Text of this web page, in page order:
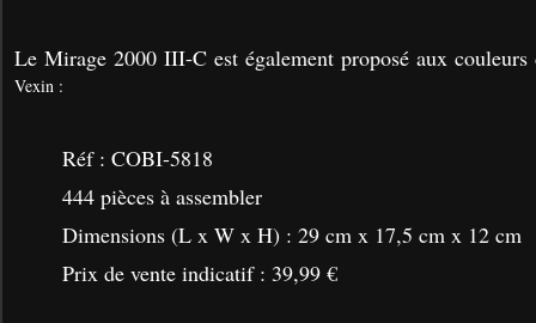
Le Mirage 2000 III-C est également proposé aux couleurs
Vexin :
Réf : COBI-5818
444 pièces à assembler
Dimensions (L x W x H) : 29 cm x 17,5 cm x 12 cm
Prix de vente indicatif : 39,99 €